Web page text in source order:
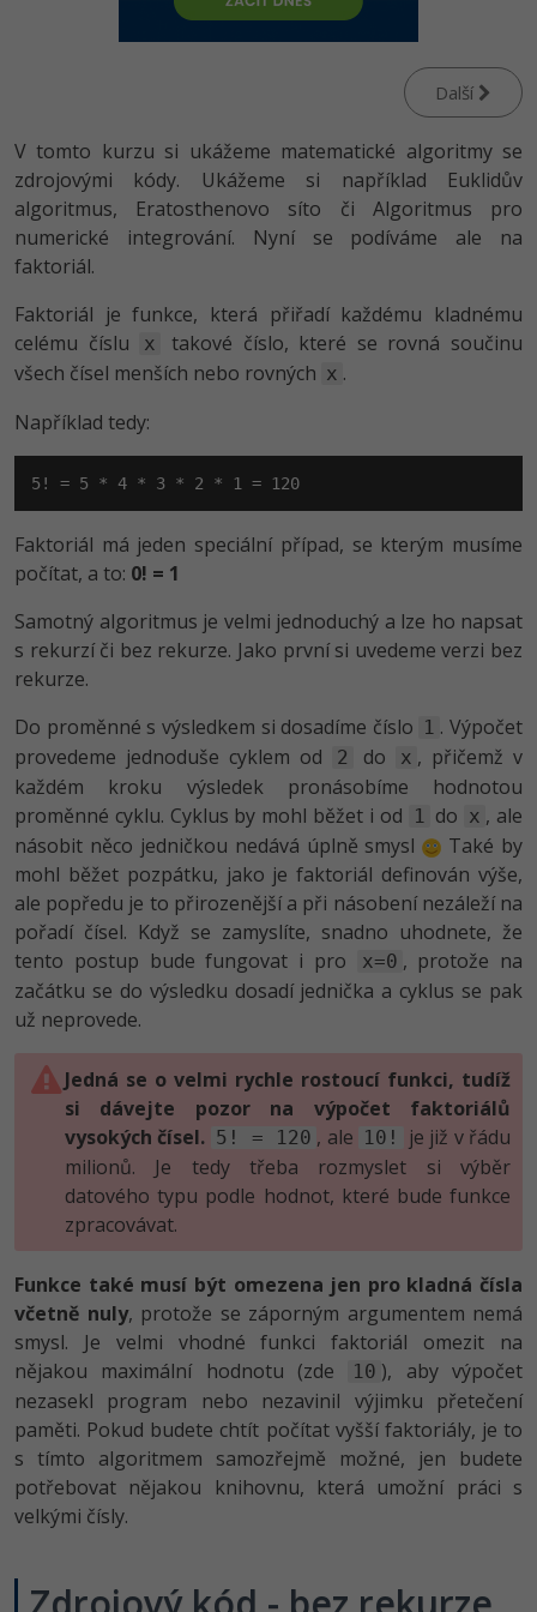
HTML5, CSS3, Bootstrap, SEO
Testování a verzování
UML a návrhové vzory
Spring
ASP.NET MVC
Django
Best practices
PHP
Python
HTML / CSS
MySQL/MariaDB
MS-SQL
Vývojář mobilních aplikací
Webdesigner
Tester
Grafik / UX/UI návrhář
3D grafik
Copywriter
WordPress specialista
-80%
C++ -80%
Swift -80%
Kotlin
-80%
VB.NET
SQL
-80%
Algoritmy
Umělá inteligence (AI) -10%
Více
Fórum
Kurzy e-commerce
Testování softwaru
Datová analýza
Marketing -30%
WordPress
SEO -30%
Business
Kryptoměny -25%
Copywriting -30%
MS Office -80%
Time management
Kurzy designu
HTML/CSS
Adobe Illustrator -80%
Adobe Lightroom -30%
Adobe XD -15%
Adobe After Effects
Blender -80%
Inkscape
Fotografování -80%
Příběhy absolventů
Kariéra
Pro firmy
Další
V tomto kurzu si ukážeme matematické algoritmy se
zdrojovými kódy. Ukážeme si například Euklidův
algoritmus, Eratosthenovo síto či Algoritmus pro
numerické integrování. Nyní se podíváme ale na
faktoriál.
Faktoriál je funkce, která přiřadí každému kladnému
celému číslu
x
takové číslo, které se rovná součinu
všech čísel menších nebo rovných x .
Například tedy:
5! = 5 * 4 * 3 * 2 * 1 = 120
Faktoriál má jeden speciální případ, se kterým musíme
počítat, a to: 0! = 1
Samotný algoritmus je velmi jednoduchý a lze ho napsat
s rekurzí či bez rekurze. Jako první si uvedeme verzi bez
rekurze.
Do proměnné s výsledkem si dosadíme číslo 1 . Výpočet
provedeme jednoduše cyklem od
2 do x , přičemž v
každém kroku výsledek pronásobíme hodnotou
proměnné cyklu. Cyklus by mohl běžet i od
1 do x , ale
násobit něco jedničkou nedává úplně smysl
Také by
mohl běžet pozpátku, jako je faktoriál definován výše,
ale popředu je to přirozenější a při násobení nezáleží na
pořadí čísel. Když se zamyslíte, snadno uhodnete, že
tento postup bude fungovat i pro
x=0 , protože na
začátku se do výsledku dosadí jednička a cyklus se pak
už neprovede.
Jedná se o velmi rychle rostoucí funkci, tudíž
si dávejte pozor na výpočet faktoriálů
vysokých čísel. 5! = 120 , ale 10!
je již v řádu
milionů. Je tedy třeba rozmyslet si výběr
datového typu podle hodnot, které bude funkce
zpracovávat.
Funkce také musí být omezena jen pro kladná čísla
včetně nuly, protože se záporným argumentem nemá
smysl. Je velmi vhodné funkci faktoriál omezit na
nějakou maximální hodnotu (zde
10 ), aby výpočet
nezasekl program nebo nezavinil výjimku přetečení
paměti. Pokud budete chtít počítat vyšší faktoriály, je to
s tímto algoritmem samozřejmě možné, jen budete
potřebovat nějakou knihovnu, která umožní práci s
velkými čísly.